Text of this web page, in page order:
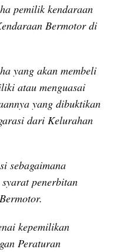
pemilik kendaraan
Bermotor di
yang akan membeli
atau menguasai
yang dibuktikan
dari Kelurahan
sebagaimana
penerbitan
kepemilikan
Peraturan